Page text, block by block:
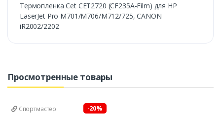
Термопленка Cet CET2720 (CF235A-Film) для HP
LaserJet Pro M701/M706/M712/725, CANON
iR2002/2202
Просмотренные товары
Спортмастер -20%